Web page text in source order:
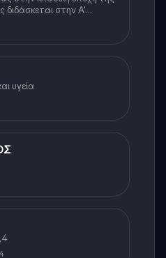
στην Α'
υγεία